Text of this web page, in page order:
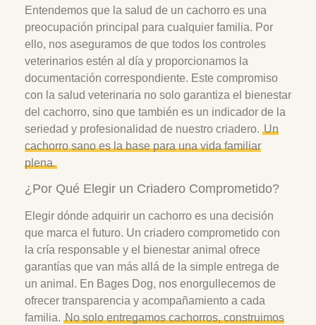
Entendemos que la salud de un cachorro es una
preocupación principal para cualquier familia. Por
ello, nos aseguramos de que todos los controles
veterinarios estén al día y proporcionamos la
documentación correspondiente. Este compromiso
con la salud veterinaria no solo garantiza el bienestar
del cachorro, sino que también es un indicador de la
seriedad y profesionalidad de nuestro criadero. Un
cachorro sano es la base para una vida familiar
plena.
¿Por Qué Elegir un Criadero Comprometido?
Elegir dónde adquirir un cachorro es una decisión
que marca el futuro. Un criadero comprometido con
la cría responsable y el bienestar animal ofrece
garantías que van más allá de la simple entrega de
un animal. En Bages Dog, nos enorgullecemos de
ofrecer transparencia y acompañamiento a cada
familia. No solo entregamos cachorros, construimos